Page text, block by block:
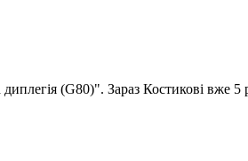
(G80)". Зараз Костикові вже 5